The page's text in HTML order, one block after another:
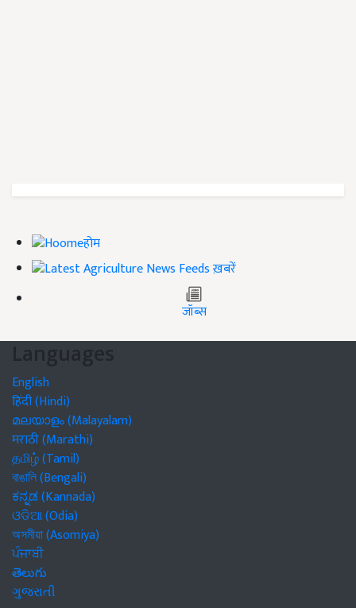
होम
ख़बरें
जॉब्स
Languages
English
हिंदी (Hindi)
മലയാളം (Malayalam)
मराठी (Marathi)
தமிழ் (Tamil)
বাঙালি (Bengali)
ಕನ್ನಡ (Kannada)
ଓଡିଆ (Odia)
অসমীয়া (Asomiya)
ਪੰਜਾਬੀ
తెలుగు
ગુજરાતી